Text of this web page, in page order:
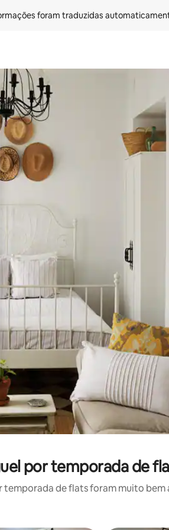
foram traduzidas
as seta para cima e para baixo do
por temporada de
temporada de flats foram muito